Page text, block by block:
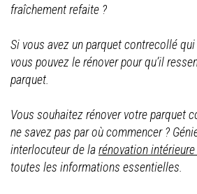
fraîchement refaite ?
Si vous avez un parquet contrecollé
vous pouvez le rénover pour qu’il
parquet.
Vous souhaitez rénover votre parquet
ne savez pas par où commencer ?
interlocuteur de larénovation
toutes les informations essentielles.